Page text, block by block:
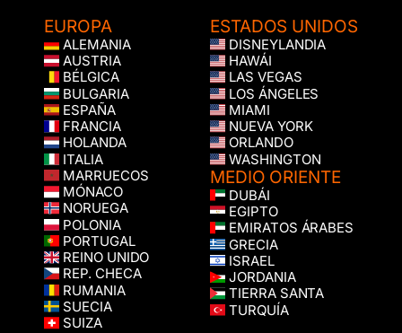
EUROPA
ALEMANIA
AUSTRIA
BÉLGICA
BULGARIA
ESPAÑA
FRANCIA
HOLANDA
ITALIA
MARRUECOS
MÓNACO
NORUEGA
POLONIA
PORTUGAL
REINO UNIDO
REP. CHECA
RUMANIA
SUECIA
SUIZA
ESTADOS UNIDOS
DISNEYLANDIA
HAWÁI
LAS VEGAS
LOS ÁNGELES
MIAMI
NUEVA YORK
ORLANDO
WASHINGTON
MEDIO ORIENTE
DUBÁI
EGIPTO
EMIRATOS ÁRABES
GRECIA
ISRAEL
JORDANIA
TIERRA SANTA
TURQUÍA